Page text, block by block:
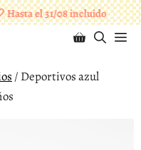
el 31/08 incluido
DE 95 EUROS!
/ Deportivos azul